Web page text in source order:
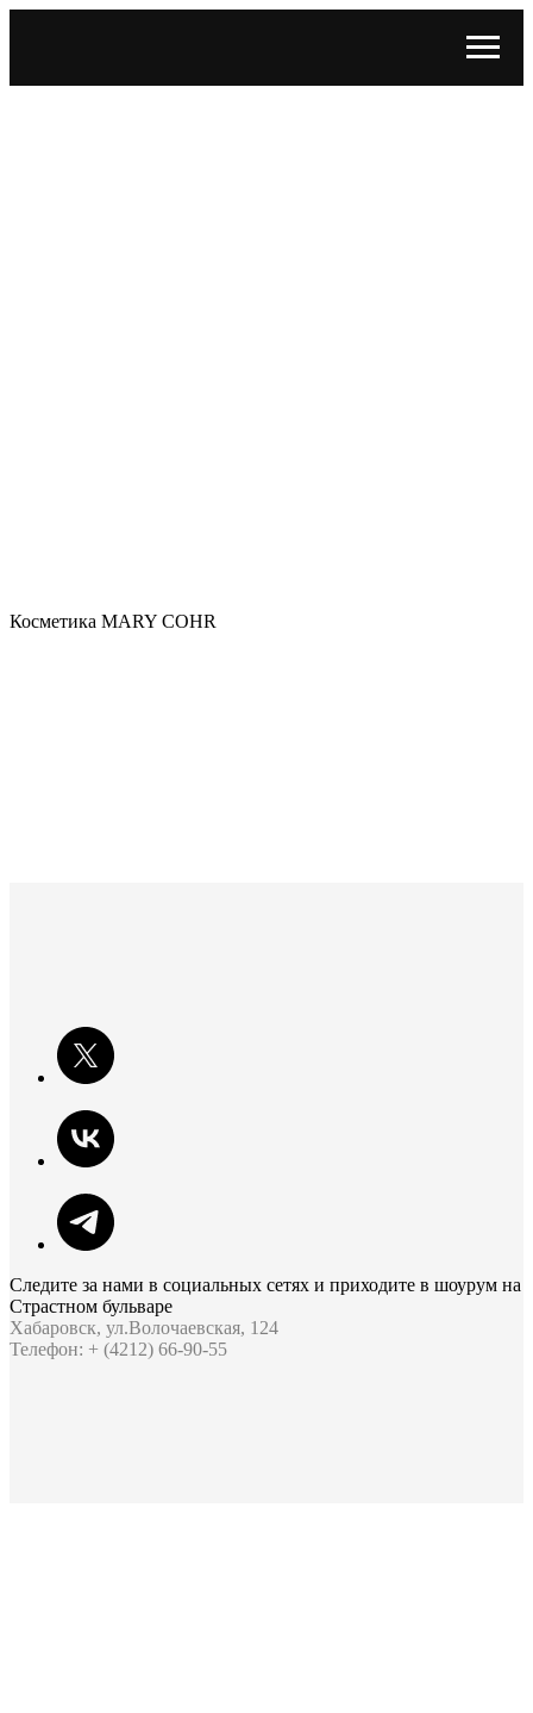
Косметика MARY COHR
Следите за нами в социальных сетях и приходите в шоурум на
Страстном бульваре
Хабаровск, ул.Волочаевская, 124
Телефон: + (4212) 66-90-55